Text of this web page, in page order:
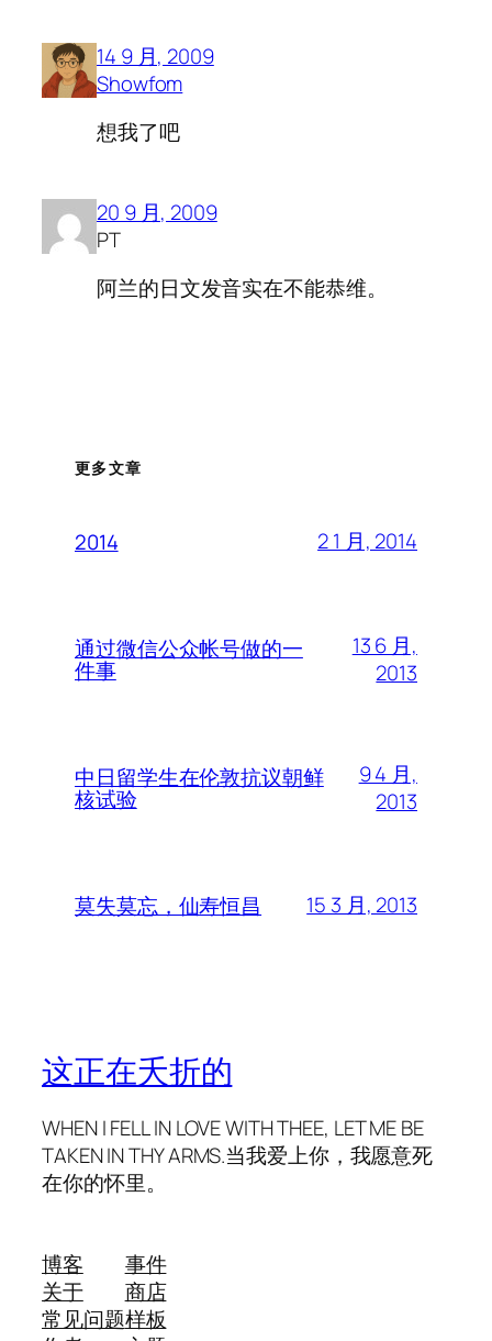
14 9 月, 2009
Showfom
想我了吧
20 9 月, 2009
PT
阿兰的日文发音实在不能恭维。
更多文章
2014 2 1 月, 2014
通过微信公众帐号做的一
件事
13 6 月,
2013
中日留学生在伦敦抗议朝鲜
核试验
9 4 月,
2013
莫失莫忘，仙寿恒昌 15 3 月, 2013
这正在夭折的
WHEN I FELL IN LOVE WITH THEE, LET ME BE
TAKEN IN THY ARMS.当我爱上你，我愿意死
在你的怀里。
博客
关于
常见问题
事件
商店
样板